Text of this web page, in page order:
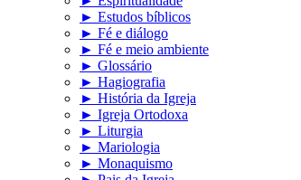
► Estudos bíblicos
► Fé e diálogo
► Fé e meio ambiente
► Glossário
► Hagiografia
► História da Igreja
► Igreja Ortodoxa
► Liturgia
► Mariologia
► Monaquismo